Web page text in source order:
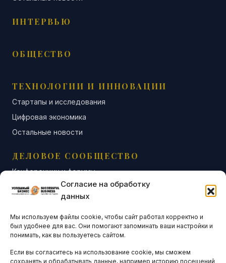
Согласие на обработку
данных
Мы используем файлы cookie, чтобы сайт работал корректно и
был удобнее для вас. Они помогают запоминать ваши настройки и
понимать, как вы пользуетесь сайтом.
Если вы согласитесь на использование cookie, мы сможем
сохранять и обрабатывать данные, например историю посещений
ИНТЕРВЬЮ
ОБЩЕСТВО
ТЕХНОЛОГИИ И ИННОВАЦИИ
Стартапы и исследования
Цифровая экономика
Остальные новости
ДЕЛОВОЕ СООБЩЕСТВО
Конференции и форумы
Бизнес-клубы и ассоциации
Остальные новости
АНАЛИТИКА И СТАТИСТИКА
ARTICLES IN ENGLISH